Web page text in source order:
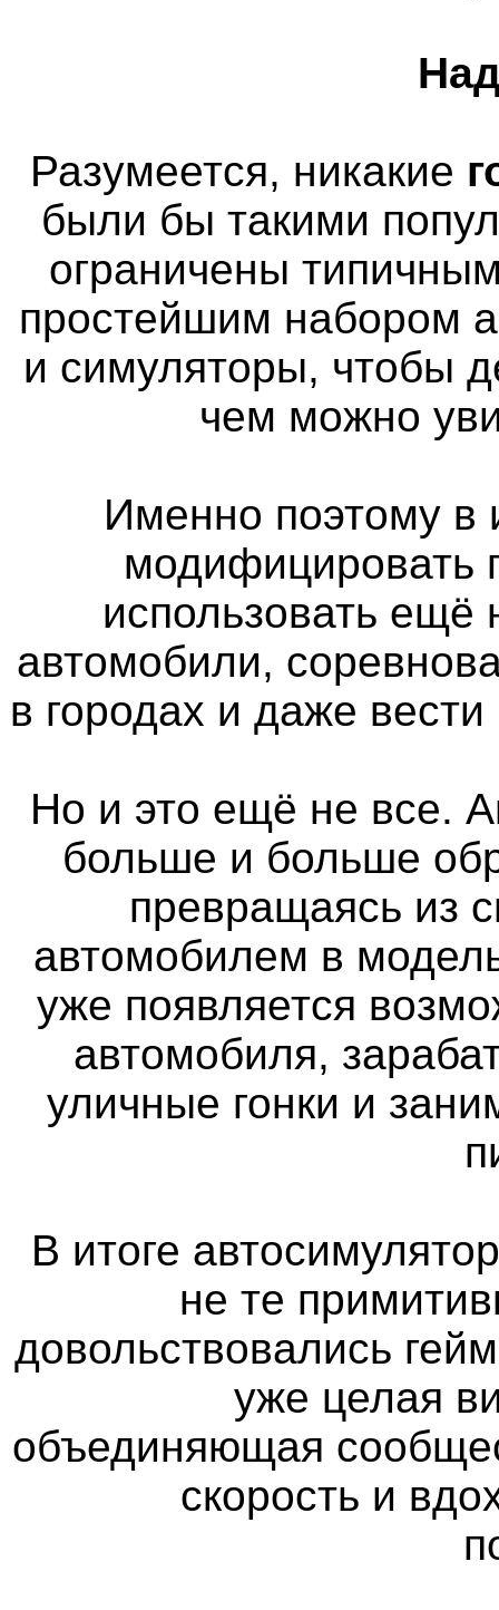
Разумеется, никакие
были бы такими
ограничены
простейшим набором
и симуляторы, чтобы
чем можно
Именно поэтому в
модифицировать
использовать
автомобили,
в городах и даже
Но и это ещё не все.
больше и больше
превращаясь из
автомобилем в
уже появляется
автомобиля,
уличные гонки и
В итоге
не те
довольствовались
уже целая
объединяющая
скорость и